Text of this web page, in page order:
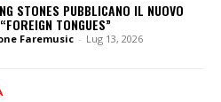
STONES PUBBLICANO IL NUOVO
TONGUES”
Faremusic - Lug 13, 2026